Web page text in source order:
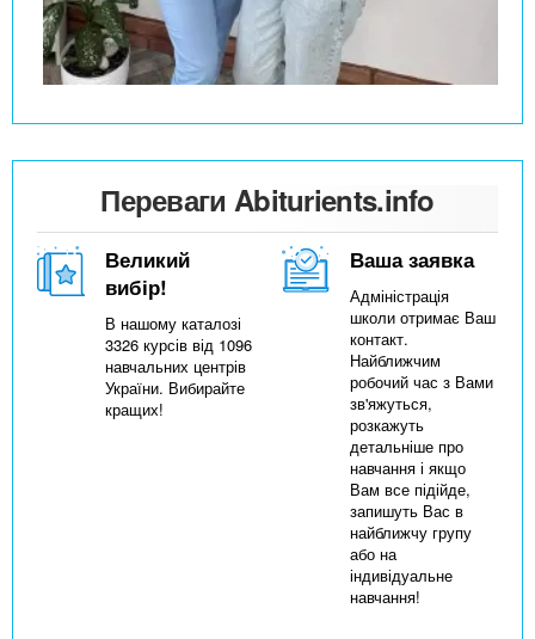
Переваги Abiturients.info
Великий
вибір!
В нашому каталозі
3326 курсів від 1096
навчальних центрів
України. Вибирайте
кращих!
Ваша заявка
Адміністрація
школи отримає Ваш
контакт.
Найближчим
робочий час з Вами
зв'яжуться,
розкажуть
детальніше про
навчання і якщо
Вам все підійде,
запишуть Вас в
найближчу групу
або на
індивідуальне
навчання!